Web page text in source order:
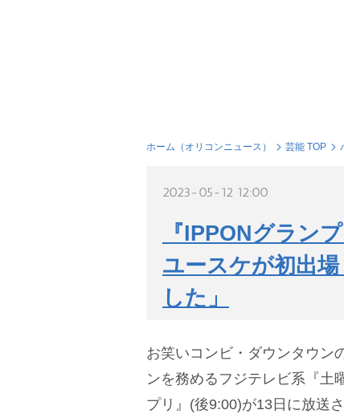
ホーム（オリコンニュース） 芸能 TOP
2023-05-12 12:00
『IPPONグラン
ユースケが初出
した」
お笑いコンビ・ダウンタウン
ンを務めるフジテレビ系『土
プリ』(後9:00)が13日に放送さ